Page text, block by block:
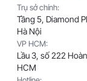
Trụ sở chính:
Tầng 5, Diamond
Hà Nội
VP HCM:
Lầu 3, số 222
HCM